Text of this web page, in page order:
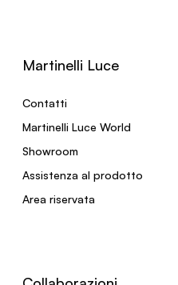
Martinelli Luce
Contatti
Martinelli Luce World
Showroom
Assistenza al prodotto
Area riservata